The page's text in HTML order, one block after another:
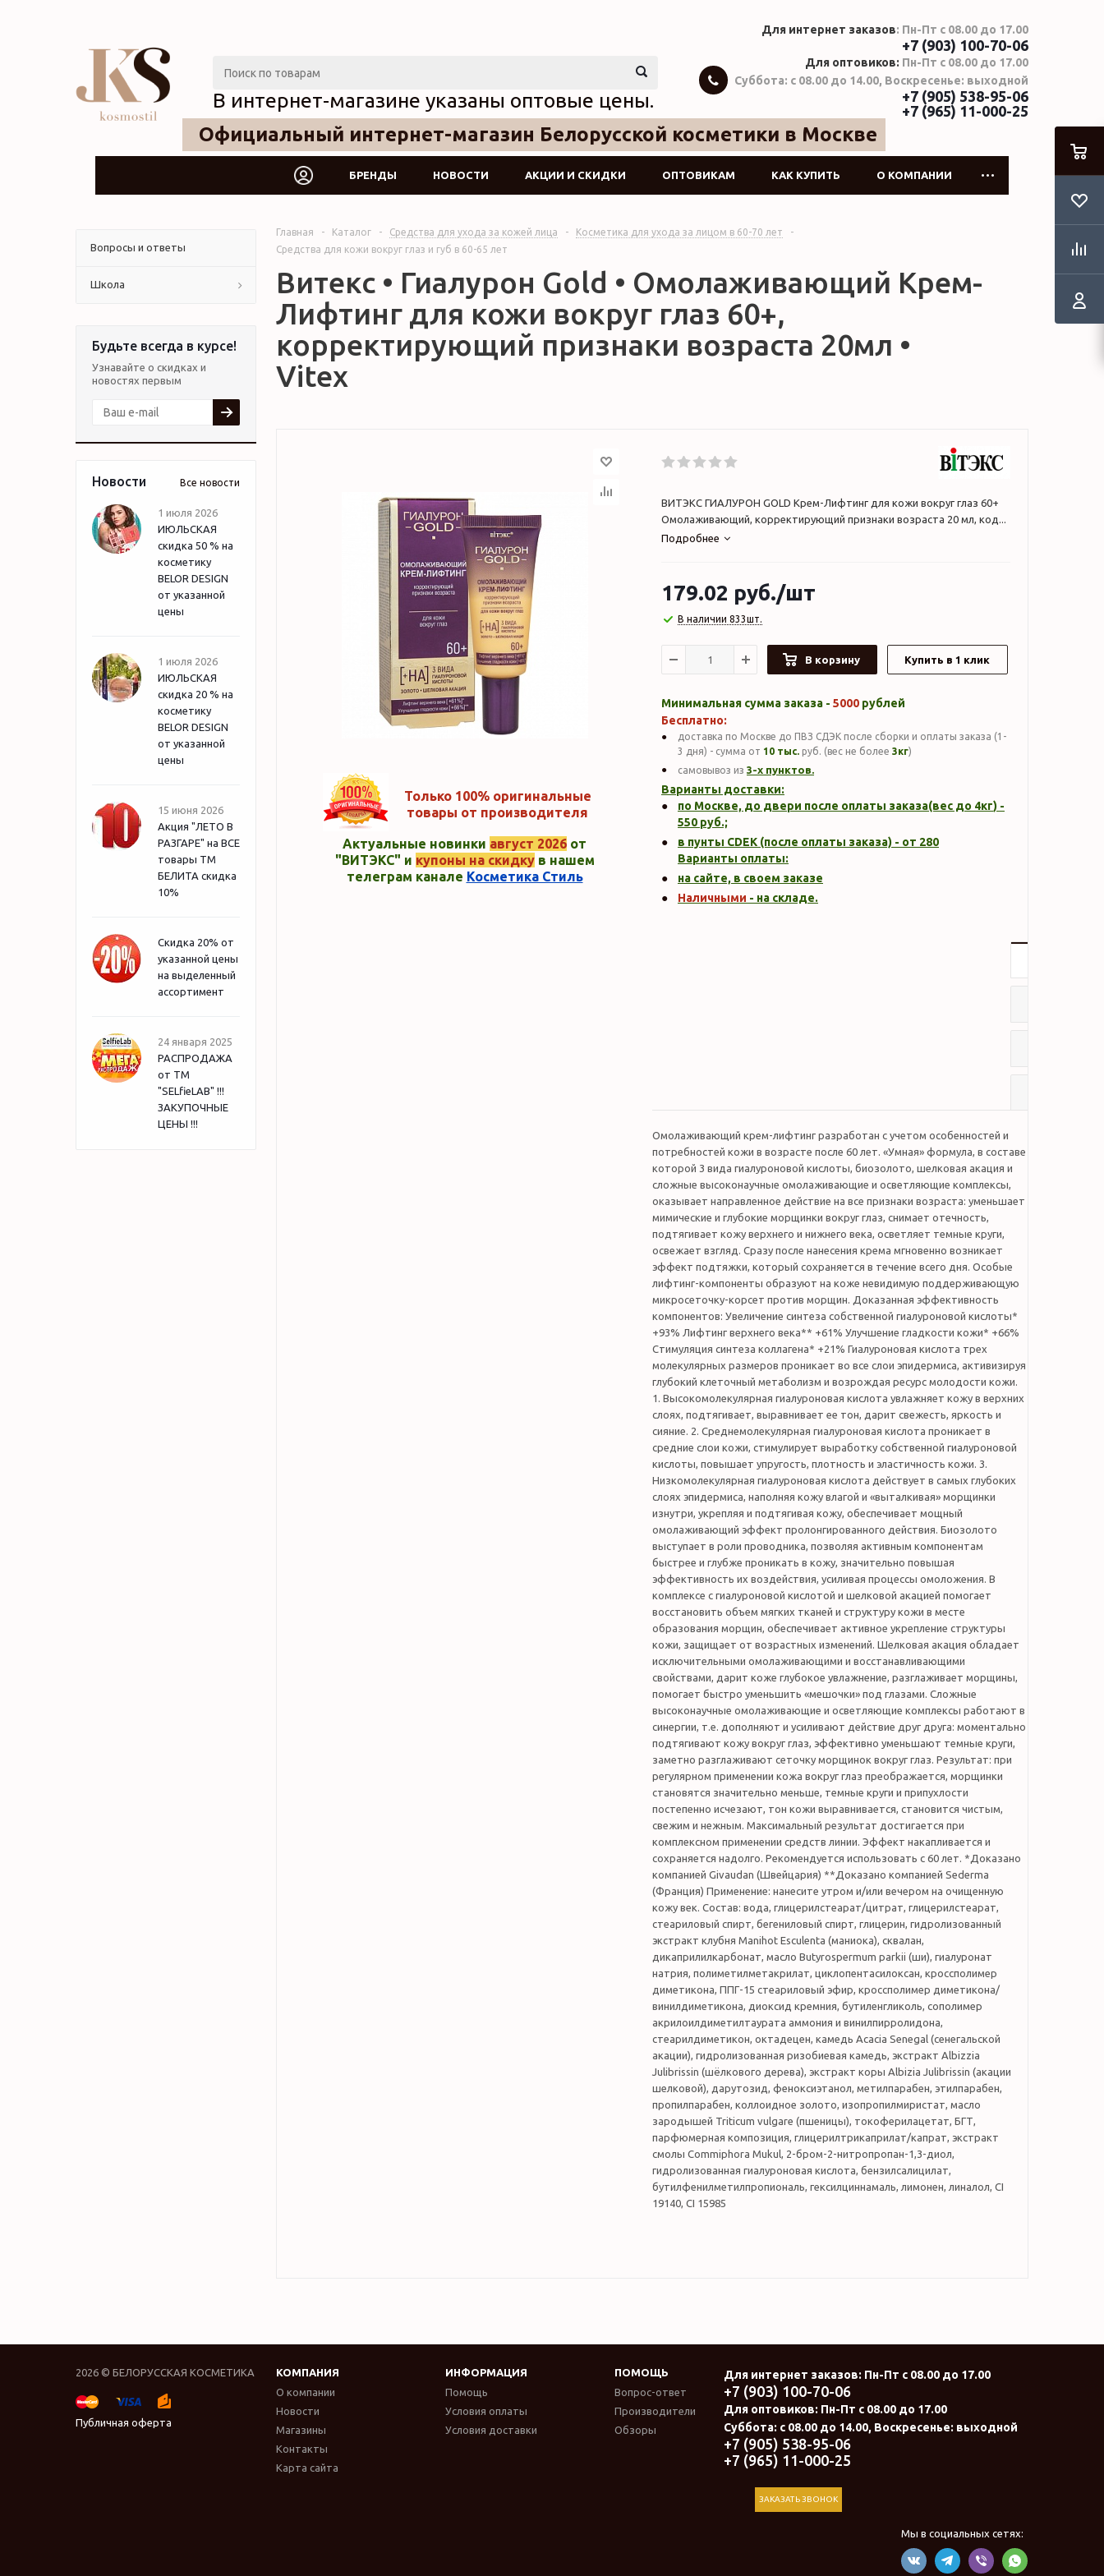
Официальный интернет-магазин Белорусской косметики в Москве
В интернет-магазине указаны оптовые цены.
Для интернет заказов: Пн-Пт с 08.00 до 17.00
+7 (903) 100-70-06
Для оптовиков: Пн-Пт с 08.00 до 17.00
Суббота: с 08.00 до 14.00, Воскресенье: выходной
+7 (905) 538-95-06
+7 (965) 11-000-25
БРЕНДЫ НОВОСТИ АКЦИИ И СКИДКИ ОПТОВИКАМ КАК КУПИТЬ О КОМПАНИИ
Вопросы и ответы
Школа
Будьте всегда в курсе!
Узнавайте о скидках и
новостях первым
Новости Все новости
1 июля 2026
ИЮЛЬСКАЯ
скидка 50 % на
косметику
BELOR DESIGN
от указанной
цены
1 июля 2026
ИЮЛЬСКАЯ
скидка 20 % на
косметику
BELOR DESIGN
от указанной
цены
15 июня 2026
Акция "ЛЕТО В
РАЗГАРЕ" на ВСЕ
товары ТМ
БЕЛИТА скидка
10%
Скидка 20% от
указанной цены
на выделенный
ассортимент
24 января 2025
РАСПРОДАЖА
от ТМ
"SELfieLAB" !!!
ЗАКУПОЧНЫЕ
ЦЕНЫ !!!
Главная - Каталог - Средства для ухода за кожей лица - Косметика для ухода за лицом в 60-70 лет
-
Средства для кожи вокруг глаз и губ в 60-65 лет
Витекс • Гиалурон Gold • Омолаживающий Крем-
Лифтинг для кожи вокруг глаз 60+,
корректирующий признаки возраста 20мл •
Vitex
Только 100% оригинальные
товары от производителя
Актуальные новинки август 2026 от
"ВИТЭКС" и купоны на скидкув нашем
телеграм канале Косметика Стиль
ВИТЭКС ГИАЛУРОН GOLD Крем-Лифтинг для кожи вокруг глаз 60+
Омолаживающий, корректирующий признаки возраста 20 мл, код...
Подробнее
179.02 руб./шт
В наличии 833шт.
В корзину Купить в 1 клик
Минимальная сумма заказа - 5000 рублей
Бесплатно:
доставка по Москве до ПВЗ СДЭК после сборки и оплаты заказа (1-
3 дня) - сумма от 10 тыс. руб. (вес не более 3кг)
самовывоз из 3-х пунктов.
Варианты доставки:
по Москве, до двери после оплаты заказа(вес до 4кг) -
550 руб.;
в пунты CDEK (после оплаты заказа) - от 280
Варианты оплаты:
на сайте, в своем заказе
Наличными - на складе.
Омолаживающий крем-лифтинг разработан с учетом особенностей и
потребностей кожи в возрасте после 60 лет. «Умная» формула, в составе
которой 3 вида гиалуроновой кислоты, биозолото, шелковая акация и
сложные высоконаучные омолаживающие и осветляющие комплексы,
оказывает направленное действие на все признаки возраста: уменьшает
мимические и глубокие морщинки вокруг глаз, снимает отечность,
подтягивает кожу верхнего и нижнего века, осветляет темные круги,
освежает взгляд. Сразу после нанесения крема мгновенно возникает
эффект подтяжки, который сохраняется в течение всего дня. Особые
лифтинг-компоненты образуют на коже невидимую поддерживающую
микросеточку-корсет против морщин. Доказанная эффективность
компонентов: Увеличение синтеза собственной гиалуроновой кислоты*
+93% Лифтинг верхнего века** +61% Улучшение гладкости кожи* +66%
Стимуляция синтеза коллагена* +21% Гиалуроновая кислота трех
молекулярных размеров проникает во все слои эпидермиса, активизируя
глубокий клеточный метаболизм и возрождая ресурс молодости кожи.
1. Высокомолекулярная гиалуроновая кислота увлажняет кожу в верхних
слоях, подтягивает, выравнивает ее тон, дарит свежесть, яркость и
сияние. 2. Среднемолекулярная гиалуроновая кислота проникает в
средние слои кожи, стимулирует выработку собственной гиалуроновой
кислоты, повышает упругость, плотность и эластичность кожи. 3.
Низкомолекулярная гиалуроновая кислота действует в самых глубоких
слоях эпидермиса, наполняя кожу влагой и «выталкивая» морщинки
изнутри, укрепляя и подтягивая кожу, обеспечивает мощный
омолаживающий эффект пролонгированного действия. Биозолото
выступает в роли проводника, позволяя активным компонентам
быстрее и глубже проникать в кожу, значительно повышая
эффективность их воздействия, усиливая процессы омоложения. В
комплексе с гиалуроновой кислотой и шелковой акацией помогает
восстановить объем мягких тканей и структуру кожи в месте
образования морщин, обеспечивает активное укрепление структуры
кожи, защищает от возрастных изменений. Шелковая акация обладает
исключительными омолаживающими и восстанавливающими
свойствами, дарит коже глубокое увлажнение, разглаживает морщины,
помогает быстро уменьшить «мешочки» под глазами. Сложные
высоконаучные омолаживающие и осветляющие комплексы работают в
синергии, т.е. дополняют и усиливают действие друг друга: моментально
подтягивают кожу вокруг глаз, эффективно уменьшают темные круги,
заметно разглаживают сеточку морщинок вокруг глаз. Результат: при
регулярном применении кожа вокруг глаз преображается, морщинки
становятся значительно меньше, темные круги и припухлости
постепенно исчезают, тон кожи выравнивается, становится чистым,
свежим и нежным. Максимальный результат достигается при
комплексном применении средств линии. Эффект накапливается и
сохраняется надолго. Рекомендуется использовать с 60 лет. *Доказано
компанией Givaudan (Швейцария) **Доказано компанией Sederma
(Франция) Применение: нанесите утром и/или вечером на очищенную
кожу век. Состав: вода, глицерилстеарат/цитрат, глицерилстеарат,
стеариловый спирт, бегениловый спирт, глицерин, гидролизованный
экстракт клубня Manihot Esculenta (маниока), сквалан,
дикаприлилкарбонат, масло Butyrospermum parkii (ши), гиалуронат
натрия, полиметилметакрилат, циклопентасилоксан, кроссполимер
диметикона, ППГ-15 стеариловый эфир, кроссполимер диметикона/
винилдиметикона, диоксид кремния, бутиленгликоль, сополимер
акрилоилдиметилтаурата аммония и винилпирролидона,
стеарилдиметикон, октадецен, камедь Acacia Senegal (сенегальской
акации), гидролизованная ризобиевая камедь, экстракт Albizzia
Julibrissin (шёлкового дерева), экстракт коры Albizia Julibrissin (акации
шелковой), дарутозид, феноксиэтанол, метилпарабен, этилпарабен,
пропилпарабен, коллоидное золото, изопропилмиристат, масло
зародышей Triticum vulgare (пшеницы), токоферилацетат, БГТ,
парфюмерная композиция, глицерилтрикаприлат/капрат, экстракт
смолы Commiphora Mukul, 2-бром-2-нитропропан-1,3-диол,
гидролизованная гиалуроновая кислота, бензилсалицилат,
бутилфенилметилпропиональ, гексилциннамаль, лимонен, линалол, CI
19140, CI 15985
2026 © БЕЛОРУССКАЯ КОСМЕТИКА
Публичная оферта
КОМПАНИЯ ИНФОРМАЦИЯ
ПОМОЩЬ
О компании
Новости
Магазины
Контакты
Карта сайта
Помощь
Условия оплаты
Условия доставки
Вопрос-ответ
Производители
Обзоры
Для интернет заказов: Пн-Пт с 08.00 до 17.00
+7 (903) 100-70-06
Для оптовиков: Пн-Пт с 08.00 до 17.00
Суббота: с 08.00 до 14.00, Воскресенье: выходной
+7 (905) 538-95-06
+7 (965) 11-000-25
ЗАКАЗАТЬ ЗВОНОК
Мы в социальных сетях: